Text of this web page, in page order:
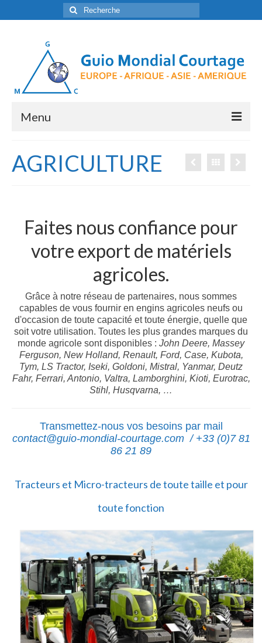
Rechercher
:
Menu
Qui sommes-nous?
Notre marché
Contact
AGRICULTURE
Faites nous confiance pour
votre export de matériels
agricoles.
Grâce à notre réseau de partenaires, nous sommes
capables de vous fournir en engins agricoles neufs ou
d'occasion de toute capacité et toute énergie, quelle que
soit votre utilisation. Toutes les plus grandes marques du
monde agricole sont disponibles : John Deere, Massey
Ferguson, New Holland, Renault, Ford, Case, Kubota,
Tym, LS Tractor, Iseki, Goldoni, Mistral, Yanmar, Deutz
Fahr, Ferrari, Antonio, Valtra, Lamborghini, Kioti, Eurotrac,
Stihl, Husqvarna, …
Transmettez-nous vos besoins par mail
contact@guio-mondial-courtage.com / +33 (0)7 81
86 21 89
Tracteurs et Micro-tracteurs de toute taille et pour
toute fonction